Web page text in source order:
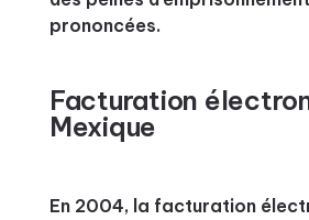
prononcées.
Facturation
Mexique
En 2004, la facturation